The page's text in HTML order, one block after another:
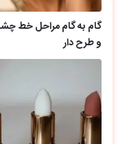
گام به گام مراحل خط
و طرح دار